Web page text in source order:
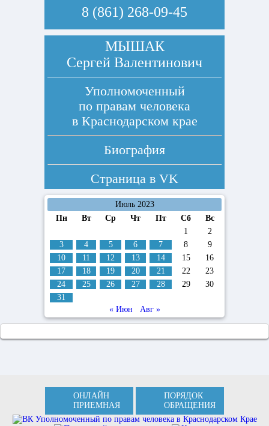
8 (861) 268-09-45
МЫШАК
Сергей Валентинович
Уполномоченный
по правам человека
в Краснодарском крае
Биография
Страница в VK
Июль 2023
Пн
Вт Ср Чт Пт Сб
Вс
1
2
3
4 5 6 7 8
9
10
11 12 13 14 15
16
17
18 19 20 21 22
23
24
25 26 27 28 29
30
31
« Июн
Авг »
ОНЛАЙН
ПРИЕМНАЯ
ПОРЯДОК
ОБРАЩЕНИЯ